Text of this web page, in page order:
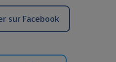
sur Facebook